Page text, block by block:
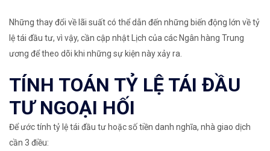
Những thay đổi về lãi suất có thể dẫn đến những biến động lớn về tỷ
lệ tái đầu tư, vì vậy, cần cập nhật Lịch của các Ngân hàng Trung
ương để theo dõi khi những sự kiện này xảy ra.
TÍNH TOÁN TỶ LỆ TÁI ĐẦU
TƯ NGOẠI HỐI
Để ước tính tỷ lệ tái đầu tư hoặc số tiền danh nghĩa, nhà giao dịch
cần 3 điều: